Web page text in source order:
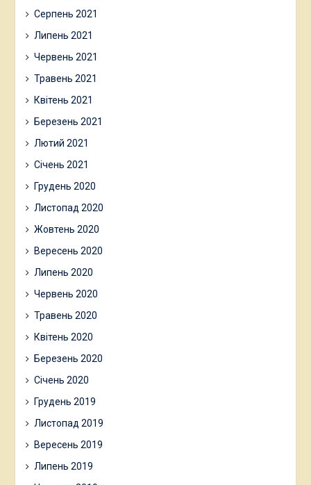
Серпень 2021
Липень 2021
Червень 2021
Травень 2021
Квітень 2021
Березень 2021
Лютий 2021
Січень 2021
Грудень 2020
Листопад 2020
Жовтень 2020
Вересень 2020
Липень 2020
Червень 2020
Травень 2020
Квітень 2020
Березень 2020
Січень 2020
Грудень 2019
Листопад 2019
Вересень 2019
Липень 2019